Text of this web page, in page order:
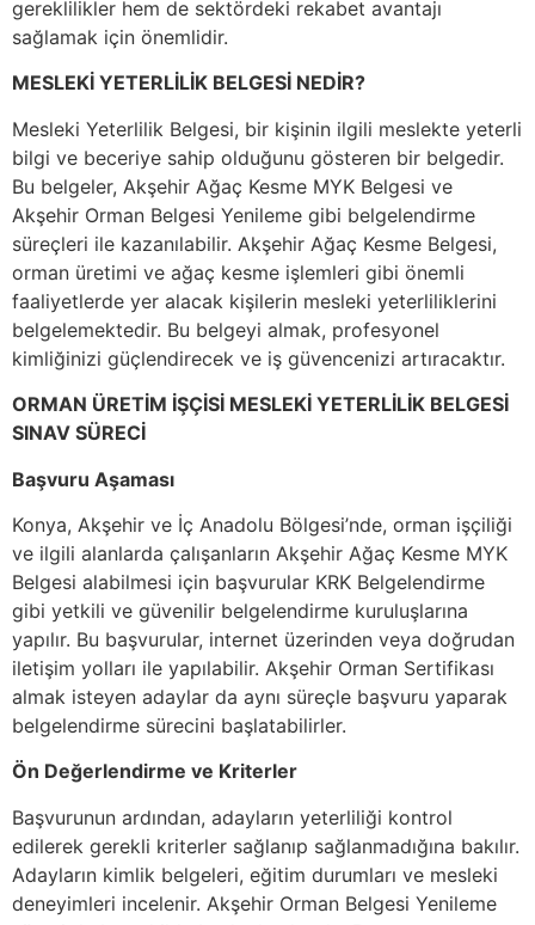
gereklilikler hem de sektördeki rekabet avantajı
sağlamak için önemlidir.
MESLEKİ YETERLİLİK BELGESİ NEDİR?
Mesleki Yeterlilik Belgesi, bir kişinin ilgili meslekte yeterli
bilgi ve beceriye sahip olduğunu gösteren bir belgedir.
Bu belgeler, Akşehir Ağaç Kesme MYK Belgesi ve
Akşehir Orman Belgesi Yenileme gibi belgelendirme
süreçleri ile kazanılabilir. Akşehir Ağaç Kesme Belgesi,
orman üretimi ve ağaç kesme işlemleri gibi önemli
faaliyetlerde yer alacak kişilerin mesleki yeterliliklerini
belgelemektedir. Bu belgeyi almak, profesyonel
kimliğinizi güçlendirecek ve iş güvencenizi artıracaktır.
ORMAN ÜRETİM İŞÇİSİ MESLEKİ YETERLİLİK BELGESİ
SINAV SÜRECİ
Başvuru Aşaması
Konya, Akşehir ve İç Anadolu Bölgesi’nde, orman işçiliği
ve ilgili alanlarda çalışanların Akşehir Ağaç Kesme MYK
Belgesi alabilmesi için başvurular KRK Belgelendirme
gibi yetkili ve güvenilir belgelendirme kuruluşlarına
yapılır. Bu başvurular, internet üzerinden veya doğrudan
iletişim yolları ile yapılabilir. Akşehir Orman Sertifikası
almak isteyen adaylar da aynı süreçle başvuru yaparak
belgelendirme sürecini başlatabilirler.
Ön Değerlendirme ve Kriterler
Başvurunun ardından, adayların yeterliliği kontrol
edilerek gerekli kriterler sağlanıp sağlanmadığına bakılır.
Adayların kimlik belgeleri, eğitim durumları ve mesleki
deneyimleri incelenir. Akşehir Orman Belgesi Yenileme